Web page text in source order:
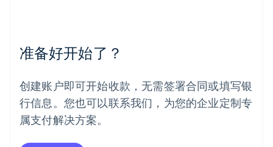
准备好开始了？
创建账户即可开始收款，无需签署合同或填写银
行信息。您也可以联系我们，为您的企业定制专
属支付解决方案。
挪威
葡萄牙
Português English
日本
日本語English
瑞典